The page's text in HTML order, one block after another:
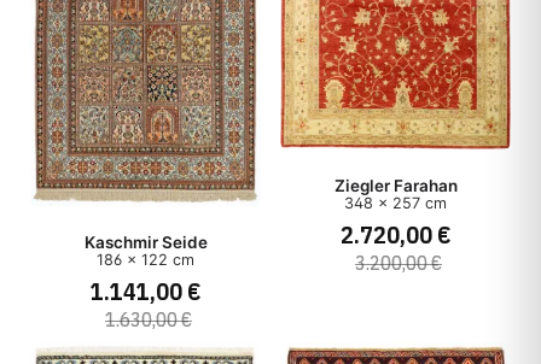
Kaschmir Seide
186 x 122 cm
1.141,00 €
1.630,00 €
Ziegler Farahan
348 x 257 cm
2.720,00 €
3.200,00 €